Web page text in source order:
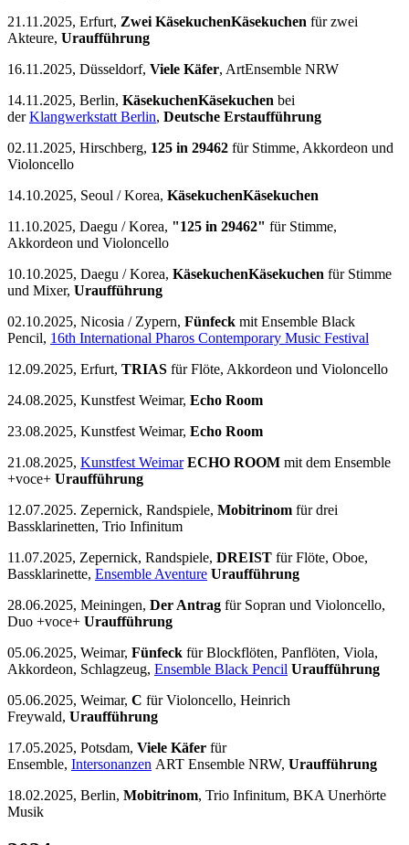
21.11.2025, Erfurt, Zwei KäsekuchenKäsekuchen für zwei
Akteure, Uraufführung
16.11.2025, Düsseldorf, Viele Käfer, ArtEnsemble NRW
14.11.2025, Berlin, KäsekuchenKäsekuchen bei
derKlangwerkstatt Berlin, Deutsche Erstaufführung
02.11.2025, Hirschberg, 125 in 29462 für Stimme, Akkordeon und
Violoncello
14.10.2025, Seoul / Korea, KäsekuchenKäsekuchen
11.10.2025, Daegu / Korea, "125 in 29462" für Stimme,
Akkordeon und Violoncello
10.10.2025, Daegu / Korea, KäsekuchenKäsekuchen für Stimme
und Mixer, Uraufführung
02.10.2025, Nicosia / Zypern, Fünfeck mit Ensemble Black
Pencil, 16th International Pharos Contemporary Music Festival
12.09.2025, Erfurt, TRIAS für Flöte, Akkordeon und Violoncello
24.08.2025, Kunstfest Weimar, Echo Room
23.08.2025, Kunstfest Weimar, Echo Room
21.08.2025, Kunstfest Weimar ECHO ROOM mit dem Ensemble
+voce+ Uraufführung
12.07.2025. Zepernick, Randspiele, Mobitrinom für drei
Bassklarinetten, Trio Infinitum
11.07.2025, Zepernick, Randspiele, DREIST für Flöte, Oboe,
Bassklarinette, Ensemble Aventure Uraufführung
28.06.2025, Meiningen, Der Antrag für Sopran und Violoncello,
Duo +voce+ Uraufführung
05.06.2025, Weimar, Fünfeck für Blockflöten, Panflöten, Viola,
Akkordeon, Schlagzeug, Ensemble Black Pencil Uraufführung
05.06.2025, Weimar, C für Violoncello, Heinrich
Freywald, Uraufführung
17.05.2025, Potsdam, Viele Käfer für
Ensemble, Intersonanzen ART Ensemble NRW, Uraufführung
18.02.2025, Berlin, Mobitrinom, Trio Infinitum, BKA Unerhörte
Musik